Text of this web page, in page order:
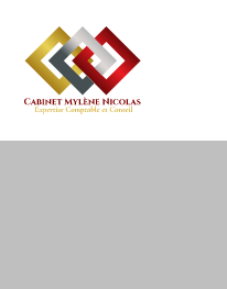
Aller
au
contenu
Création d’entreprise
Gestion au quotidien
Gestion
Compta